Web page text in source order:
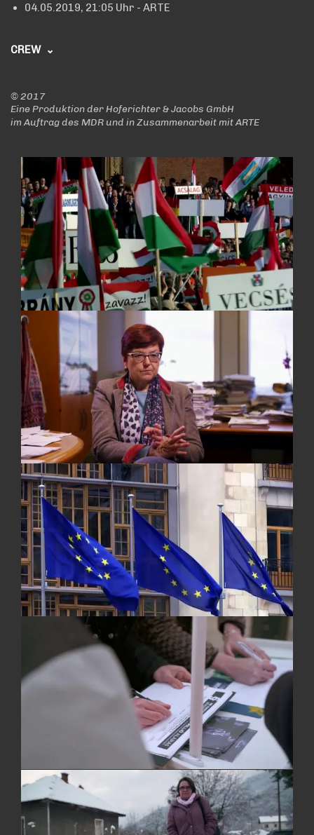
04.05.2019, 21:05 Uhr - ARTE
CREW
Tom Kühne
KAMERA
Michael Damm
Marcus Janssen
DROHNE
Murat Bozkurt
TON
Tobias Löffler
Christian Carl
Tobias Hametner
SCHNITT
Karoline Vielemeyer
Tobias Hohensee
FARBKORREKTUR
Johannes Ramson
MISCHUNG
Tim Fischer
MUSIK
Eike Hosenfeld
Moritz Denis
GRAFIK
Sebastian Peuker
SPRECHER
Thomas Dehler
Hans Henrik Wöhler
Marcus Fitsch
PRODUKTIONSLEITUNG
Sybille Mansour
Frank Seidel (MDR)
PRODUZENT
©2017
Eine Produktion der Hoferichter & Jacobs GmbH
im Auftrag des MDR und in Zusammenarbeit mit ARTE